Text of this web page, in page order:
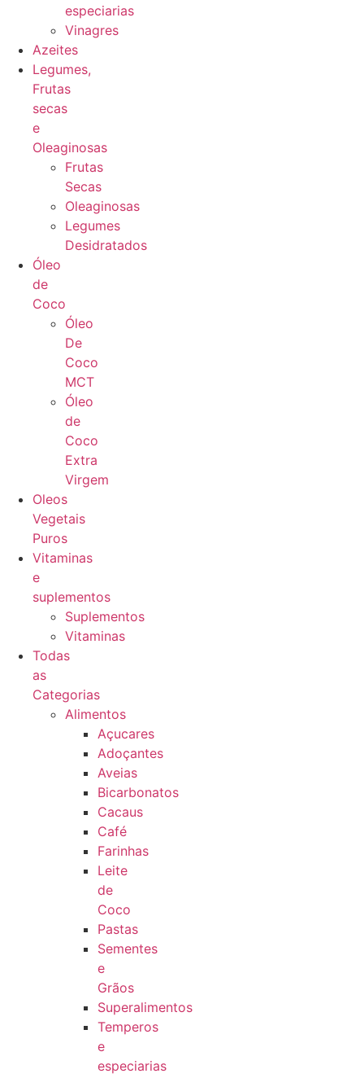
especiarias
Vinagres
Azeites
Legumes,
Frutas
secas
e
Oleaginosas
Frutas
Secas
Oleaginosas
Legumes
Desidratados
Óleo
de
Coco
Óleo
De
Coco
MCT
Óleo
de
Coco
Extra
Virgem
Oleos
Vegetais
Puros
Vitaminas
e
suplementos
Suplementos
Vitaminas
Todas
as
Categorias
Alimentos
Açucares
Adoçantes
Aveias
Bicarbonatos
Cacaus
Café
Farinhas
Leite
de
Coco
Pastas
Sementes
e
Grãos
Superalimentos
Temperos
e
especiarias